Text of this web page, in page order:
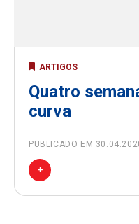
ARTIGOS
Quatro
curva
PUBLICADO EM